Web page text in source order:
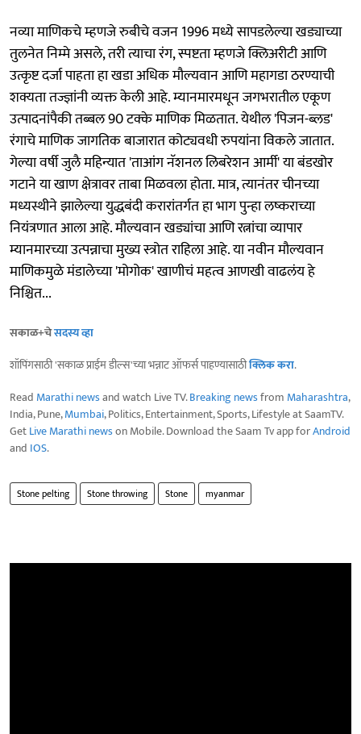
नव्या माणिकचे म्हणजे रुबीचे वजन 1996 मध्ये सापडलेल्या खड्याच्या
तुलनेत निम्मे असले, तरी त्याचा रंग, स्पष्टता म्हणजे क्लिअरीटी आणि
उत्कृष्ट दर्जा पाहता हा खडा अधिक मौल्यवान आणि महागडा ठरण्याची
शक्यता तज्ज्ञांनी व्यक्त केली आहे. म्यानमारमधून जगभरातील एकूण
उत्पादनांपैकी तब्बल 90 टक्के माणिक मिळतात. येथील 'पिजन-ब्लड'
रंगाचे माणिक जागतिक बाजारात कोट्यवधी रुपयांना विकले जातात.
गेल्या वर्षी जुलै महिन्यात 'ताआंग नॅशनल लिबरेशन आर्मी' या बंडखोर
गटाने या खाण क्षेत्रावर ताबा मिळवला होता. मात्र, त्यानंतर चीनच्या
मध्यस्थीने झालेल्या युद्धबंदी करारांतर्गत हा भाग पुन्हा लष्कराच्या
नियंत्रणात आला आहे. मौल्यवान खड्यांचा आणि रत्नांचा व्यापार
म्यानमारच्या उत्पन्नाचा मुख्य स्त्रोत राहिला आहे. या नवीन मौल्यवान
माणिकमुळे मंडालेच्या 'मोगोक' खाणीचं महत्व आणखी वाढलंय हे
निश्चित...
सकाळ+चेसदस्य व्हा
शॉपिंगसाठी 'सकाळ प्राईम डील्स'च्या भन्नाट ऑफर्स पाहण्यासाठीक्लिक करा.
Read Marathi newsand watch Live TV.Breaking newsfrom Maharashtra,
India, Pune,Mumbai, Politics, Entertainment, Sports, Lifestyle at SaamTV.
GetLive Marathi newson Mobile. Download the Saam Tv app forAndroid
and IOS.
Stone pelting Stone throwing Stone myanmar